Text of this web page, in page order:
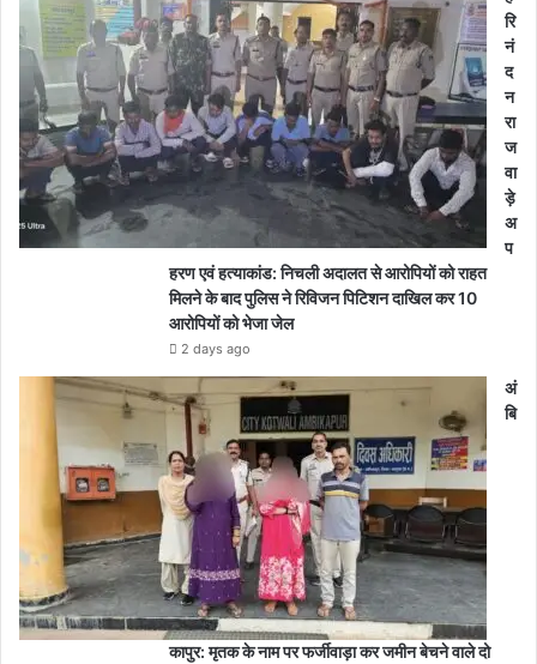
रि
नं
द
न
रा
ज
वा
ड़े
अ
प
हरण एवं हत्याकांड: निचली अदालत से आरोपियों को राहत
मिलने के बाद पुलिस ने रिविजन पिटिशन दाखिल कर 10
आरोपियों को भेजा जेल
2 days ago
अं
बि
कापुर: मृतक के नाम पर फर्जीवाड़ा कर जमीन बेचने वाले दो